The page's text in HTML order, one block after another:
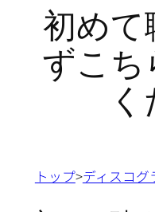
初めて
ずこ
トップ>ディスコグ